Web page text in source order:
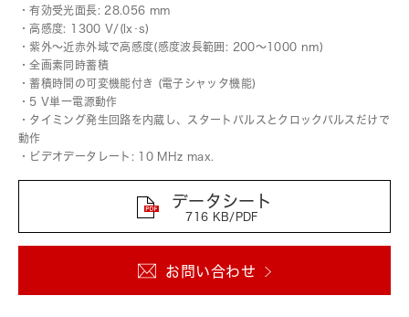
お問い合わせ
・有効受光面長: 28.056 mm
・高感度: 1300 V/(lx･s)
・紫外～近赤外域で高感度(感度波長範囲: 200～1000 nm)
・全画素同時蓄積
・蓄積時間の可変機能付き (電子シャッタ機能)
・5 V単一電源動作
・タイミング発生回路を内蔵し、スタートパルスとクロックパルスだけで
動作
・ビデオデータレート: 10 MHz max.
データシート
716 KB/PDF